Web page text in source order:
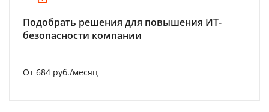
Подобрать решения для повышения ИТ-
безопасности компании
От 684 руб./месяц